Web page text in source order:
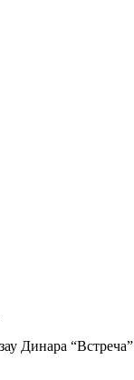
Динара “Встреча”